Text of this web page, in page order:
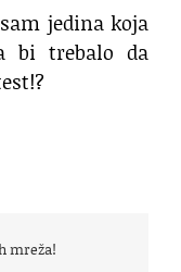
jedina koja
bi trebalo da
mreža!